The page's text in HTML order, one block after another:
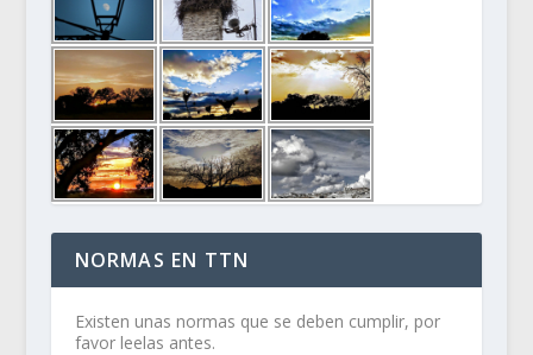
NORMAS EN TTN
Existen unas normas que se deben cumplir, por
favor leelas antes.